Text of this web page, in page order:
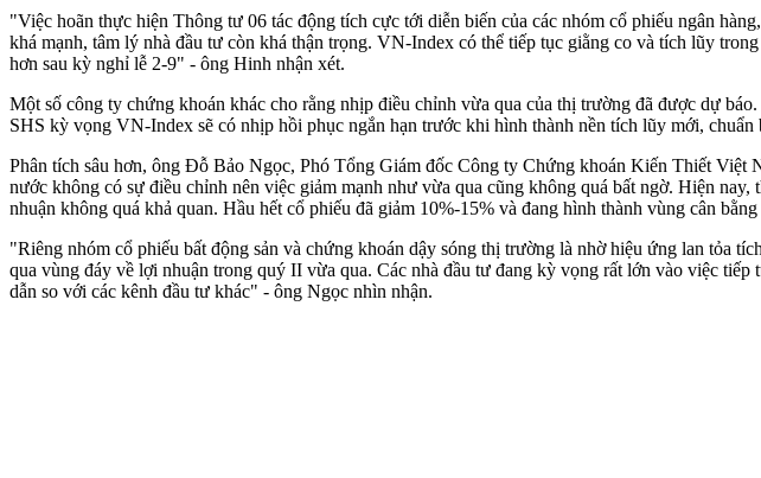
"Việc hoãn thực hiện Thông tư 06 tác động tích cực tới diễn biến của các nhóm cổ phiếu ngân
khá mạnh, tâm lý nhà đầu tư còn khá thận trọng. VN-Index có thể tiếp tục giằng co và tích lũy
hơn sau kỳ nghỉ lễ 2-9" - ông Hinh nhận xét.
Một số công ty chứng khoán khác cho rằng nhịp điều chỉnh vừa qua của thị trường đã được dự
SHS kỳ vọng VN-Index sẽ có nhịp hồi phục ngắn hạn trước khi hình thành nền tích lũy mới,
Phân tích sâu hơn, ông Đỗ Bảo Ngọc, Phó Tổng Giám đốc Công ty Chứng khoán Kiến Thiết
nước không có sự điều chỉnh nên việc giảm mạnh như vừa qua cũng không quá bất ngờ. Hiện
nhuận không quá khả quan. Hầu hết cổ phiếu đã giảm 10%-15% và đang hình thành vùng cân
"Riêng nhóm cổ phiếu bất động sản và chứng khoán dậy sóng thị trường là nhờ hiệu ứng lan tỏa
qua vùng đáy về lợi nhuận trong quý II vừa qua. Các nhà đầu tư đang kỳ vọng rất lớn vào việc
dẫn so với các kênh đầu tư khác" - ông Ngọc nhìn nhận.